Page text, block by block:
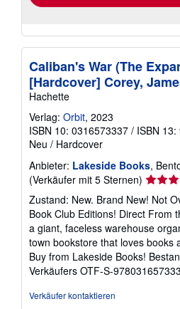
Caliban's War (The
[Hardcover] Corey,
Hachette
Verlag: Orbit, 2023
ISBN 10: 0316573337 / ISBN
Neu / Hardcover
Anbieter: Lakeside Books,
(Verkäufer mit 5 Sternen)
5
von
5
Sternen
Zustand: New. Brand New! Not
Book Club Editions! Direct From
a giant, faceless warehouse
town bookstore that loves books
Buy from Lakeside Books!
Verkäufers OTF-S-
Verkäufer kontaktieren